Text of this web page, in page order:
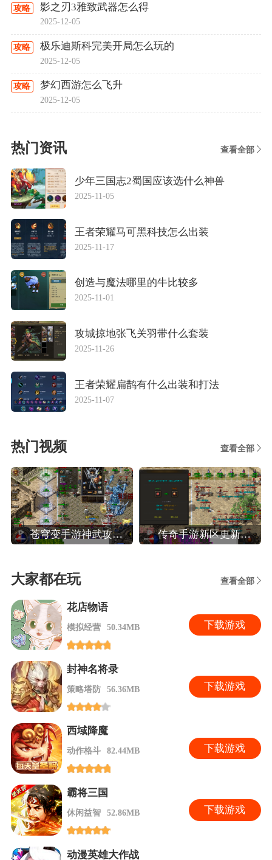
攻略 影之刃3雅致武器怎么得
2025-12-05
攻略 极乐迪斯科完美开局怎么玩的
2025-12-05
攻略 梦幻西游怎么飞升
2025-12-05
热门资讯 查看全部
少年三国志2蜀国应该选什么神兽
2025-11-05
王者荣耀马可黑科技怎么出装
2025-11-17
创造与魔法哪里的牛比较多
2025-11-01
攻城掠地张飞关羽带什么套装
2025-11-26
王者荣耀扁鹊有什么出装和打法
2025-11-07
热门视频 查看全部
苍穹变手游神武攻略,苍穹变高效玩转装备系统攻略 传奇手游新区更新攻略,热血传奇手机版新区人民币法师玩家晚八点前怎么升40级
大家都在玩 查看全部
花店物语
模拟经营 50.34MB 下载游戏
封神名将录
策略塔防 56.36MB 下载游戏
西域降魔
动作格斗 82.44MB 下载游戏
霸将三国
休闲益智 52.86MB 下载游戏
动漫英雄大作战